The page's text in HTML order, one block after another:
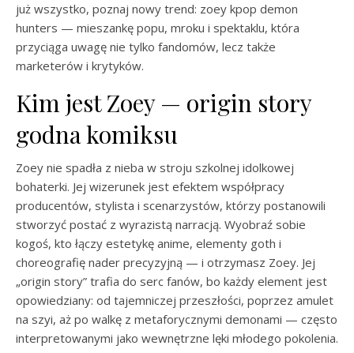
już wszystko, poznaj nowy trend: zoey kpop demon
hunters — mieszankę popu, mroku i spektaklu, która
przyciąga uwagę nie tylko fandomów, lecz także
marketerów i krytyków.
Kim jest Zoey — origin story
godna komiksu
Zoey nie spadła z nieba w stroju szkolnej idolkowej
bohaterki. Jej wizerunek jest efektem współpracy
producentów, stylista i scenarzystów, którzy postanowili
stworzyć postać z wyrazistą narracją. Wyobraź sobie
kogoś, kto łączy estetykę anime, elementy goth i
choreografię nader precyzyjną — i otrzymasz Zoey. Jej
„origin story” trafia do serc fanów, bo każdy element jest
opowiedziany: od tajemniczej przeszłości, poprzez amulet
na szyi, aż po walkę z metaforycznymi demonami — często
interpretowanymi jako wewnętrzne lęki młodego pokolenia.